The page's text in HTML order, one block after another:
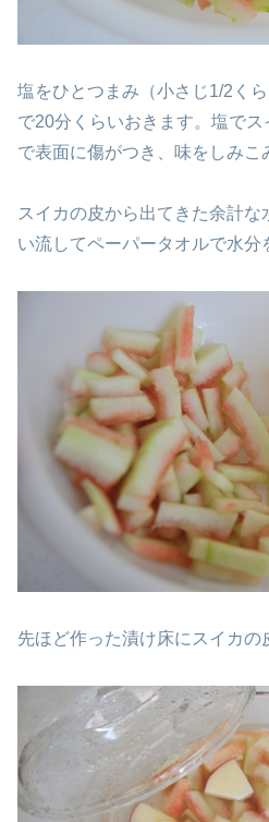
塩をひとつまみ（小さじ1/2く
で20分くらいおきます。塩で
で表面に傷がつき、味をしみこ
スイカの皮から出てきた余計
い流してペーパータオルで水分
先ほど作った漬け床にスイカの